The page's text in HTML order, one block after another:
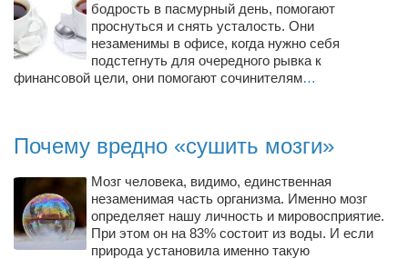
МАГАЗИН СТИХОВ НА ЗАКАЗ
«Павел» — магазин мужской одежды
Туризм
Александр Гвоздик
Музыканты
Евгений Касьяненко
бодрость в пасмурный день, помогают
проснуться и снять усталость. Они
незаменимы в офисе, когда нужно себя
подстегнуть для очередного рывка к
финансовой цели, они помогают сочинителям…
Почему вредно «сушить мозги»
Мозг человека, видимо, единственная
незаменимая часть организма. Именно мозг
определяет нашу личность и мировосприятие.
При этом он на 83% состоит из воды. И если
природа установила именно такую